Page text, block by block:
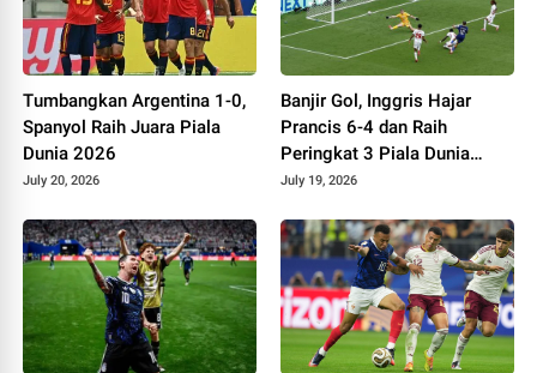
Tumbangkan Argentina 1-0,
Spanyol Raih Juara Piala
Dunia 2026
July 20, 2026
Banjir Gol, Inggris Hajar
Prancis 6-4 dan Raih
Peringkat 3 Piala Dunia
2026
July 19, 2026